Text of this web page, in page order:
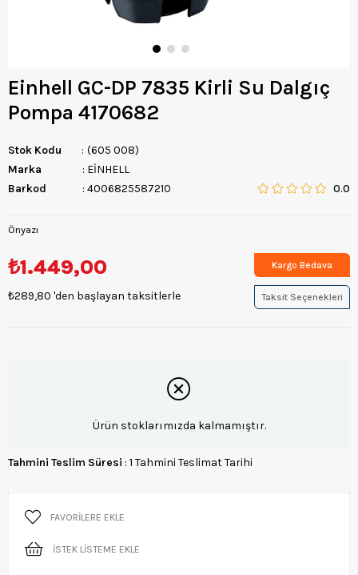
Einhell GC-DP 7835 Kirli Su Dalgıç
Pompa 4170682
Stok Kodu
(605 008)
Marka
: EİNHELL
Barkod
: 4006825587210 0.0
Önyazı
₺1.449,00
₺289,80 'den başlayan taksitlerle
Kargo Bedava
Taksit Seçenekleri
Ürün stoklarımızda kalmamıştır.
Tahmini Teslim Süresi : 1 Tahmini Teslimat Tarihi
FAVORILERE EKLE
İSTEK LISTEME EKLE